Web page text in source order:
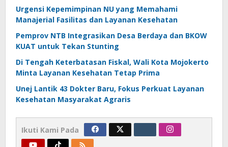
Urgensi Kepemimpinan NU yang Memahami
Manajerial Fasilitas dan Layanan Kesehatan
Pemprov NTB Integrasikan Desa Berdaya dan BKOW
KUAT untuk Tekan Stunting
Di Tengah Keterbatasan Fiskal, Wali Kota Mojokerto
Minta Layanan Kesehatan Tetap Prima
Unej Lantik 43 Dokter Baru, Fokus Perkuat Layanan
Kesehatan Masyarakat Agraris
Ikuti Kami Pada